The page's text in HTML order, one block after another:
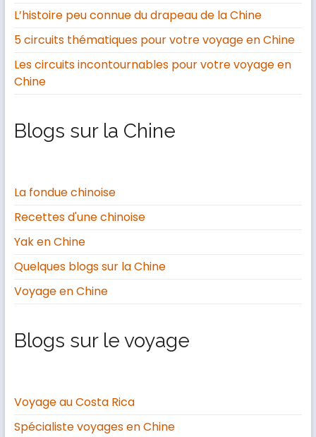
L’histoire peu connue du drapeau de la Chine
5 circuits thématiques pour votre voyage en Chine
Les circuits incontournables pour votre voyage en
Chine
Blogs sur la Chine
La fondue chinoise
Recettes d'une chinoise
Yak en Chine
Quelques blogs sur la Chine
Voyage en Chine
Blogs sur le voyage
Voyage au Costa Rica
Spécialiste voyages en Chine